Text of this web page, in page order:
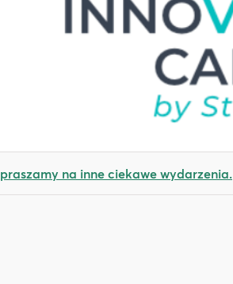
na inne ciekawe wydarzenia.